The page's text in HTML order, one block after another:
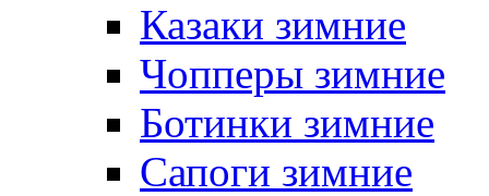
Казаки зимние
Чопперы зимние
Ботинки зимние
Сапоги зимние